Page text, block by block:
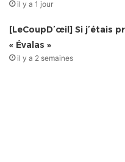
il y a 1 jour
[LeCoupD’œil] Si j’étais
« Évalas »
il y a 2 semaines